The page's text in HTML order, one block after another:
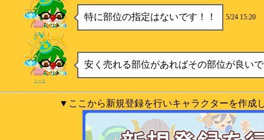
特に部位の指定はないです！！ 5/24 15:20
とーま
安く売れる部位があればその部位が良い
とーま
▼ここから新規登録を行いキャラクターを作成